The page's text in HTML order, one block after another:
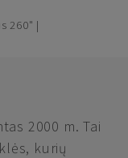
260" |
2000 m. Tai
kurių